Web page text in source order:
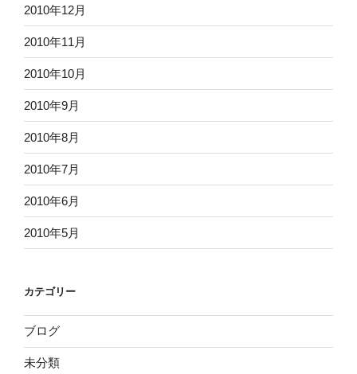
2010年12月
2010年11月
2010年10月
2010年9月
2010年8月
2010年7月
2010年6月
2010年5月
カテゴリー
ブログ
未分類